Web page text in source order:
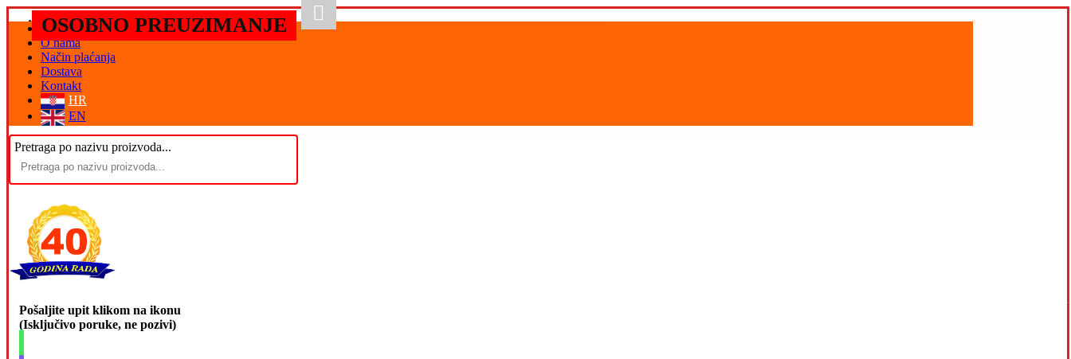
Početna
O nama
Način plaćanja
Dostava
Kontakt
HR
EN
Pretraga po nazivu proizvoda...
Pošaljite upit klikom na ikonu
(Isključivo poruke, ne pozivi)
OSOBNO PREUZIMANJE